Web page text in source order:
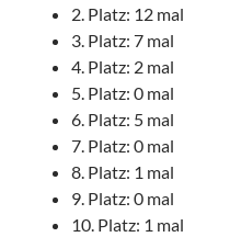
2. Platz: 12 mal
3. Platz: 7 mal
4. Platz: 2 mal
5. Platz: 0 mal
6. Platz: 5 mal
7. Platz: 0 mal
8. Platz: 1 mal
9. Platz: 0 mal
10. Platz: 1 mal